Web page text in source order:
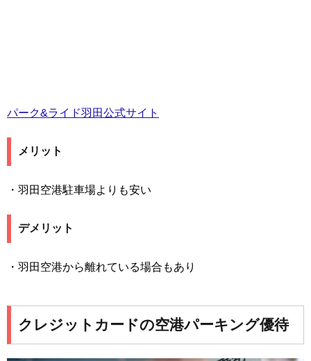
パーク&ライド羽田公式サイト
メリット
・羽田空港駐車場よりも安い
デメリット
・羽田空港から離れている場合もあり
クレジットカードの空港パーキング優待